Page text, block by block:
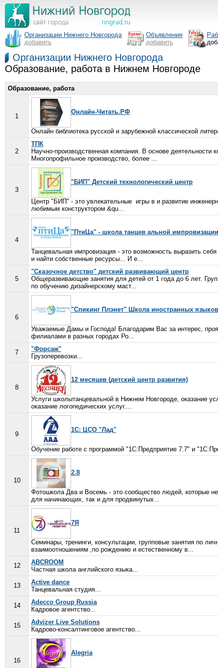
Организации Нижнего Новгорода
добавить
Объявления
добавить
Организации Нижнего Новгорода
Образование, работа в Нижнем Новгороде
Образование, работа
1
Онлайн-Читать.РФ
Онлайн библиотека русской и зарубежной классической
2
ТПК
Научно-производственная компания. В основе деятельности
Многопрофильное производство, более ...
3
"БИП" Детский технологический центр
Центр "БИП" - это увлекательные игры в и развитие
любимым конструктором &qu...
4
"ПтиЦа" - школа танцев альной
Танцевальная импровизация - это возможность выразить
и найти собственные ресурсы... И е...
5
"Сказочное детство" детский развивающий центр
Общеразвивающие занятия для детей от 1 года до 6 лет.
по обучению дизайнерскому маст...
6
"Спикинг Плэнет" Школа иностранных языков
Уважаемые Дамы и Господа! Благодарим Вас за интерес,
филиалами в разных городах Ро...
7
"Форсаж"
Грузоперевозки...
8
12 месяцев (детский центр развития)
Услуги школытанцевальной в Нижнем Новгороде, оказание
оказание логопедических услуг....
9
1С: ЦСО "Лад"
Обучение работе с программой "1С:Предприятие 7.7" и
10
2.8
Фотошкола Два и Восемь - это сообщество людей, которые
для начинающих, так и для продвинутых...
11
7Я
Семинары, тренинги, консультации, групповые занятия по
взаимоотношениям ,по рождению и естественному в...
12
ABCROOM
Частная школа английского языка...
13
Active dance
Танцевальная студия...
14
Adecco Group Russia
Кадровое агентство...
15
Advizer Live Solutions
Кадрово-консалтинговое агентство...
16
Alegria